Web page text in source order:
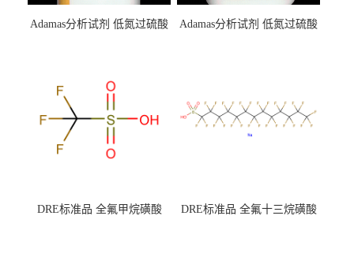
Adamas分析试剂 低氮过硫酸
（泰坦现货供应）
Adamas分析试剂 低氮过硫酸
DRE标准品 全氟甲烷磺酸
DRE标准品 全氟十三烷磺酸